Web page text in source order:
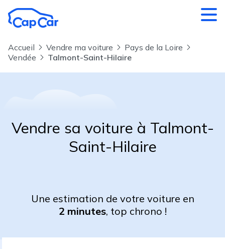
Accueil Vendre ma voiture
Pays de la Loire
Vendée
Talmont-Saint-Hilaire
Vendre sa voiture à Talmont-
Saint-Hilaire
Une estimation de votre voiture en
2 minutes, top chrono !